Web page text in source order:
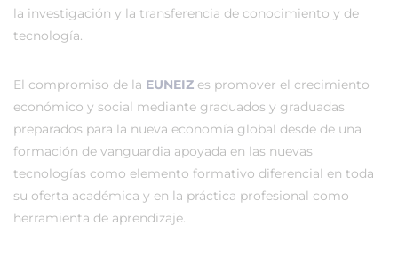
la investigación y la transferencia de conocimiento y de
tecnología.
El compromiso de la EUNEIZ es promover el crecimiento
económico y social mediante graduados y graduadas
preparados para la nueva economía global desde de una
formación de vanguardia apoyada en las nuevas
tecnologías como elemento formativo diferencial en toda
su oferta académica y en la práctica profesional como
herramienta de aprendizaje.